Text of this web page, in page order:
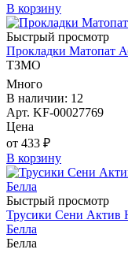
В корзину
Быстрый просмотр
Прокладки Матопат
ТЗМО
Много
В наличии: 12
Арт. KF-00027769
Цена
от 433 ₽
В корзину
Быстрый просмотр
Трусики Сени Актив
Белла
Белла